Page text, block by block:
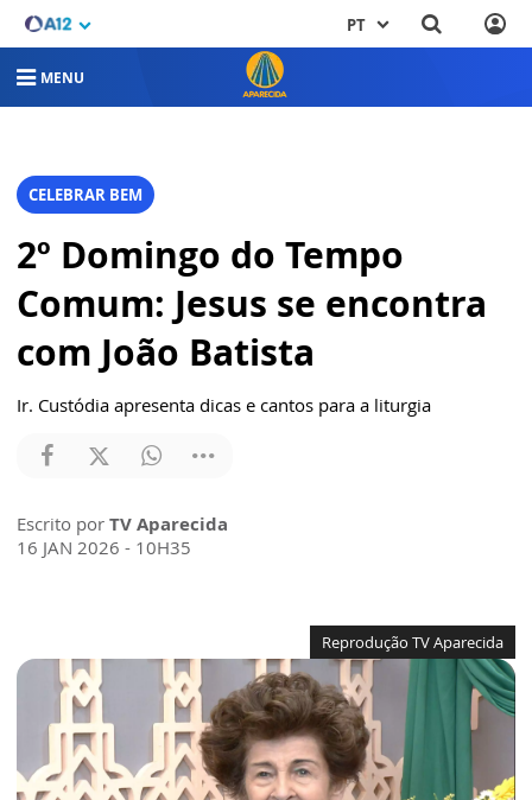
PT
MENU
CELEBRAR BEM
2º Domingo do Tempo
Comum: Jesus se encontra
com João Batista
Ir. Custódia apresenta dicas e cantos para a liturgia
Escrito por TV Aparecida
16 JAN 2026 - 10H35
Reprodução TV Aparecida